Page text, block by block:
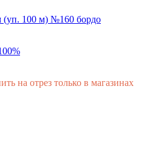
100 м) №160 бордо
на отрез только в магазинах